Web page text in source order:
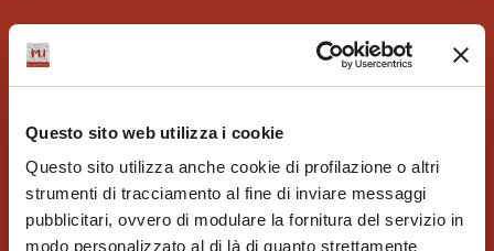
Questo sito web utilizza i cookie
Questo sito utilizza anche cookie di profilazione o altri
strumenti di tracciamento al fine di inviare messaggi
pubblicitari, ovvero di modulare la fornitura del servizio in
modo personalizzato al di là di quanto strettamente